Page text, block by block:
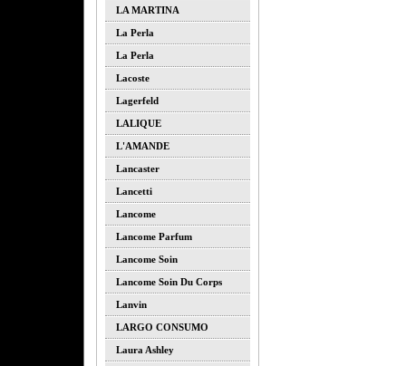
LA MARTINA
La Perla
La Perla
Lacoste
Lagerfeld
LALIQUE
L'AMANDE
Lancaster
Lancetti
Lancome
Lancome Parfum
Lancome Soin
Lancome Soin Du Corps
Lanvin
LARGO CONSUMO
Laura Ashley